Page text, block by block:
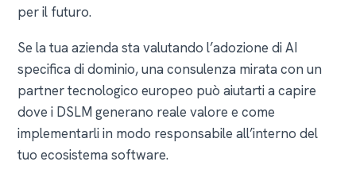
per il futuro.
Se la tua azienda sta valutando l’adozione di AI
specifica di dominio, una consulenza mirata con un
partner tecnologico europeo può aiutarti a capire
dove i DSLM generano reale valore e come
implementarli in modo responsabile all’interno del
tuo ecosistema software.